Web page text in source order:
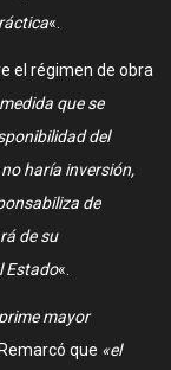
«.
el régimen de obra
que se
del
haría inversión,
de
de su
Estado«.
mayor
Remarcó que «el